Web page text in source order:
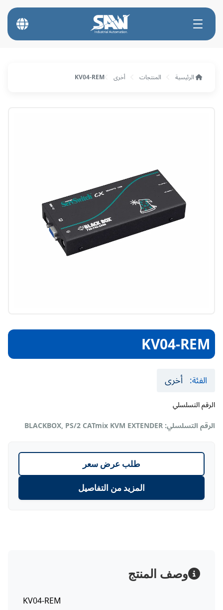
الرئيسية المنتجات أخرى KV04-REM
KV04-REM
الفئة: أخرى
الرقم التسلسلي
الرقم التسلسلي: BLACKBOX, PS/2 CATmix KVM EXTENDER
طلب عرض سعر
المزيد من التفاصيل
وصف المنتج
KV04-REM